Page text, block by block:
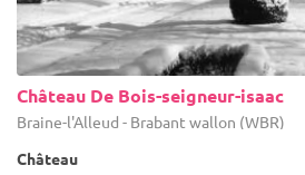
Château De Bois-seigneur-isaac
Braine-l'Alleud - Brabant wallon (WBR)
Château